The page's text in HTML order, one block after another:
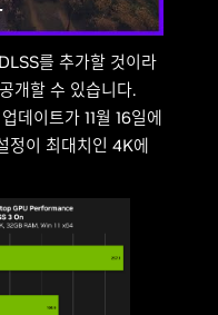
를 추가할 것이라
개할 수 있습니다.
데이트가 11월 16일에
정이 최대치인 4K에